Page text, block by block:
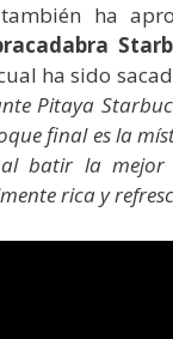
ha
ha sido
Pitaya
final es la
batir la mejor
rica y